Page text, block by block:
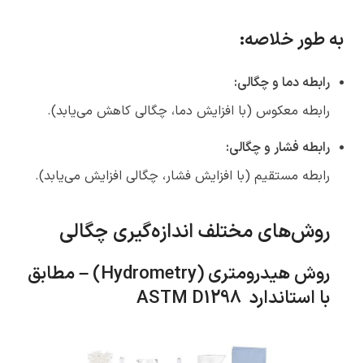
به طور خلاصه:
رابطه دما و چگالی:
رابطه معکوس (با افزایش دما، چگالی کاهش می‌یابد).
رابطه فشار و چگالی:
رابطه مستقیم (با افزایش فشار، چگالی افزایش می‌یابد).
روش‌های مختلف اندازه‌گیری چگالی
روش هیدرومتری(Hydrometry) –
مطابق
با استاندارد